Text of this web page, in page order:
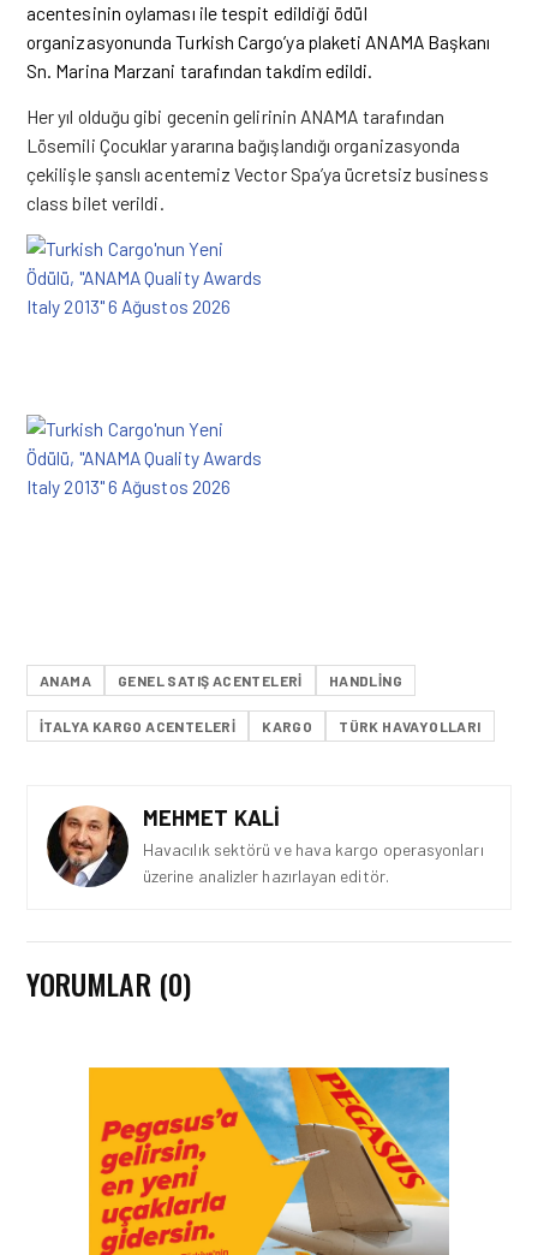
acentesinin oylaması ile tespit edildiği ödül
organizasyonunda Turkish Cargo’ya plaketi ANAMA Başkanı
Sn. Marina Marzani tarafından takdim edildi.
Her yıl olduğu gibi gecenin gelirinin ANAMA tarafından
Lösemili Çocuklar yararına bağışlandığı organizasyonda
çekilişle şanslı acentemiz Vector Spa’ya ücretsiz business
class bilet verildi.
ANAMA GENEL SATIŞ ACENTELERI HANDLING
ITALYA KARGO ACENTELERI KARGO TÜRK HAVAYOLLARI
MEHMET KALI
Havacılık sektörü ve hava kargo operasyonları
üzerine analizler hazırlayan editör.
YORUMLAR (0)
KARGO • 05 AĞU 2026
KARGO GELIRLERINDEKI
‘LÜK BÜYÜMENIN TEMEL